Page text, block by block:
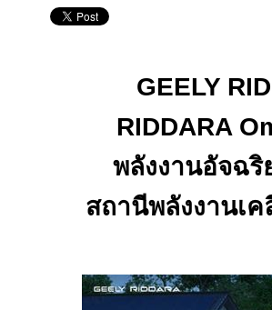
GEELY
RIDDARA
พลังงานอัจฉริ
สถานีพลังงานเ